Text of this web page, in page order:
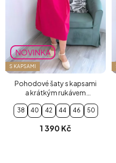
NOVINKA
S KAPSAMI
Pohodové šaty s kapsami
a krátkým rukávem
fuchsiové
38 40 42 44 46 50
1 390 Kč